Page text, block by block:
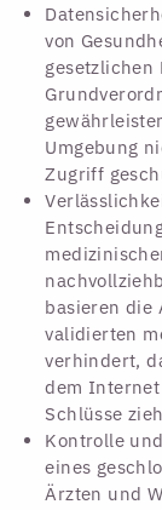
von
gesetzlichen
Umgebung
Zugriff
basieren die
validierten
verhindert,
dem
Schlüsse
Kontrolle
eines
Ärzten und